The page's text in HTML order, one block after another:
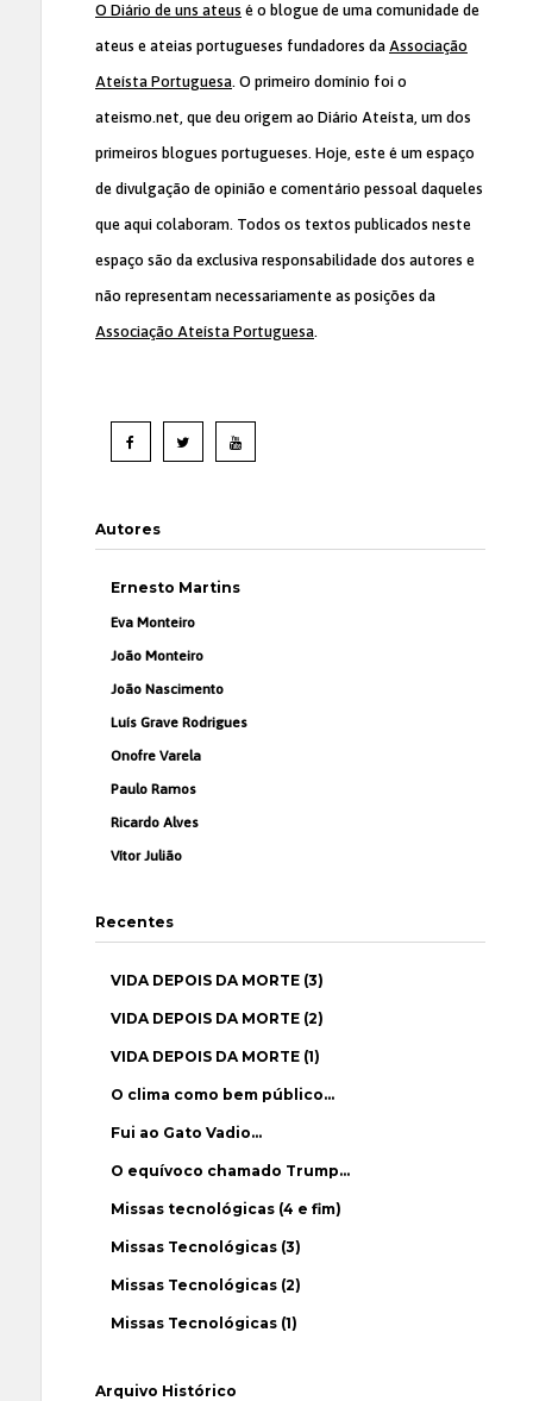
O Diário de uns ateus é o blogue de uma comunidade de
ateus e ateias portugueses fundadores da Associação
Ateísta Portuguesa. O primeiro domínio foi o
ateismo.net, que deu origem ao Diário Ateísta, um dos
primeiros blogues portugueses. Hoje, este é um espaço
de divulgação de opinião e comentário pessoal daqueles
que aqui colaboram. Todos os textos publicados neste
espaço são da exclusiva responsabilidade dos autores e
não representam necessariamente as posições da
Associação Ateísta Portuguesa.
Autores
Ernesto Martins
Eva Monteiro
João Monteiro
João Nascimento
Luís Grave Rodrigues
Onofre Varela
Paulo Ramos
Ricardo Alves
Vítor Julião
Recentes
VIDA DEPOIS DA MORTE (3)
VIDA DEPOIS DA MORTE (2)
VIDA DEPOIS DA MORTE (1)
O clima como bem público…
Fui ao Gato Vadio…
O equívoco chamado Trump…
Missas tecnológicas (4 e fim)
Missas Tecnológicas (3)
Missas Tecnológicas (2)
Missas Tecnológicas (1)
Arquivo Histórico